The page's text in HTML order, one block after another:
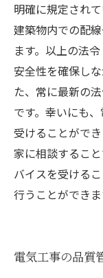
明確に規定され
建築物内での配
ます。以上の法
安全性を確保し
た、常に最新の
です。幸いにも
受けることがで
家に相談するこ
バイスを受ける
行うことができま
電気工事の品質